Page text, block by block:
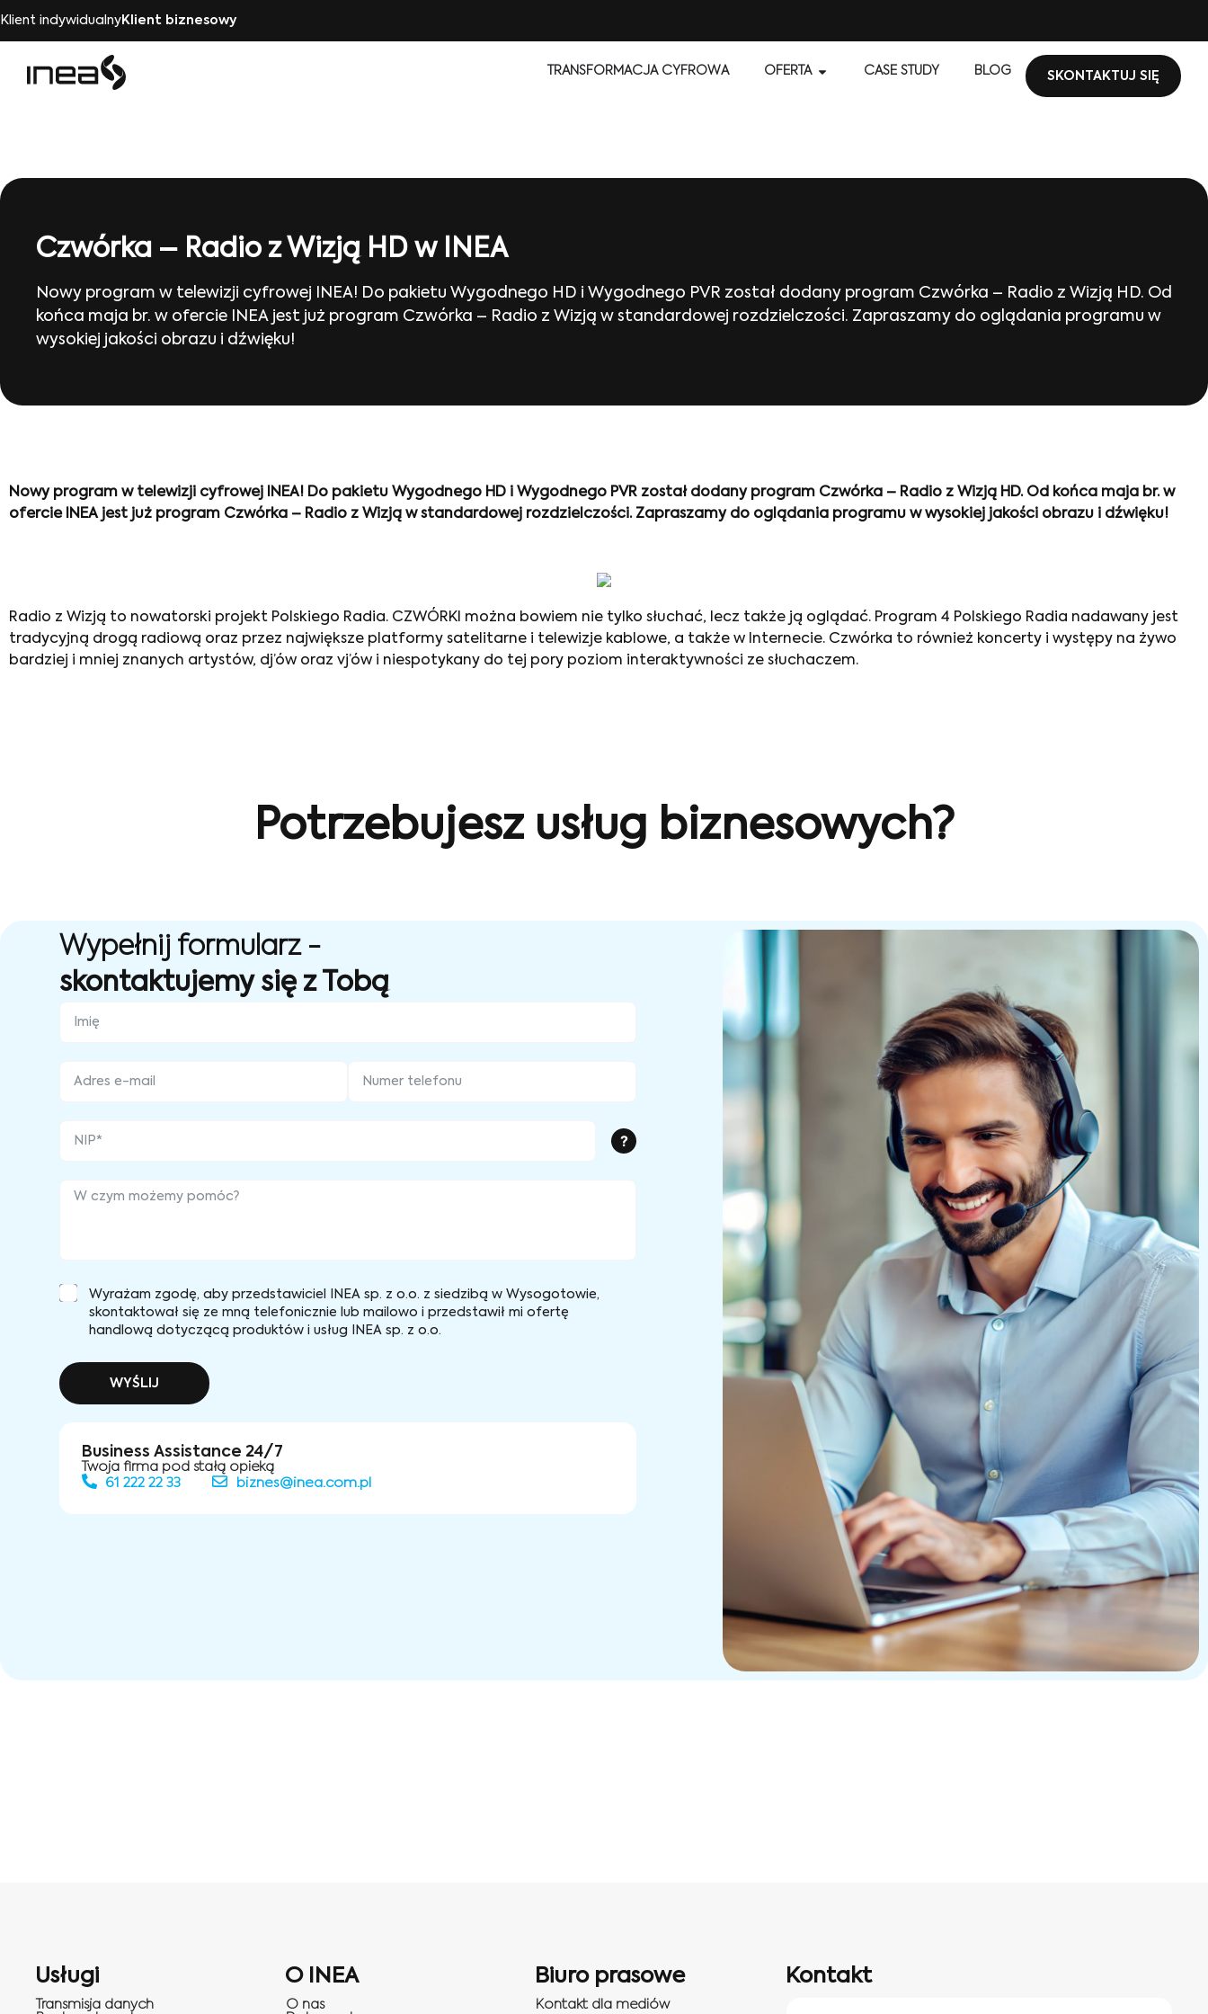
Klient indywidualnyKlient biznesowy
TRANSFORMACJA CYFROWA OFERTA CASE STUDY BLOG SKONTAKTUJ SIĘ
Czwórka – Radio z Wizją HD w INEA
Nowy program w telewizji cyfrowej INEA! Do pakietu Wygodnego HD i Wygodnego PVR został dodany program Czwórka – Radio z Wizją HD. Od
końca maja br. w ofercie INEA jest już program Czwórka – Radio z Wizją w standardowej rozdzielczości. Zapraszamy do oglądania programu w
wysokiej jakości obrazu i dźwięku!
Nowy program w telewizji cyfrowej INEA! Do pakietu Wygodnego HD i Wygodnego PVR został dodany program Czwórka – Radio z Wizją HD. Od końca maja br. w
ofercie INEA jest już program Czwórka – Radio z Wizją w standardowej rozdzielczości. Zapraszamy do oglądania programu w wysokiej jakości obrazu i dźwięku!
Radio z Wizją to nowatorski projekt Polskiego Radia. CZWÓRKI można bowiem nie tylko słuchać, lecz także ją oglądać. Program 4 Polskiego Radia nadawany jest
tradycyjną drogą radiową oraz przez największe platformy satelitarne i telewizje kablowe, a także w Internecie. Czwórka to również koncerty i występy na żywo
bardziej i mniej znanych artystów, dj’ów oraz vj’ów i niespotykany do tej pory poziom interaktywności ze słuchaczem.
Potrzebujesz usług biznesowych?
Wypełnij formularz -
skontaktujemy się z Tobą
?
Wyrażam zgodę, aby przedstawiciel INEA sp. z o.o. z siedzibą w Wysogotowie,
skontaktował się ze mną telefonicznie lub mailowo i przedstawił mi ofertę
handlową dotyczącą produktów i usług INEA sp. z o.o.
WYŚLIJ
Business Assistance 24/7
Twoja firma pod stałą opieką
61 222 22 33
biznes@inea.com.pl
Usługi
Transmisja danych
O INEA
O nas
Biuro prasowe
Kontakt dla mediów
Kontakt